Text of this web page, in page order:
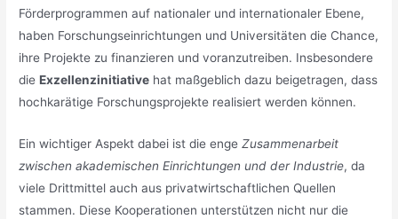
Förderprogrammen auf nationaler und internationaler Ebene,
haben Forschungseinrichtungen und Universitäten die Chance,
ihre Projekte zu finanzieren und voranzutreiben. Insbesondere
dieExzellenzinitiative hat maßgeblich dazu beigetragen, dass
hochkarätige Forschungsprojekte realisiert werden können.
Ein wichtiger Aspekt dabei ist die engeZusammenarbeit
zwischen akademischen Einrichtungen und der Industrie, da
viele Drittmittel auch aus privatwirtschaftlichen Quellen
stammen. Diese Kooperationen unterstützen nicht nur die